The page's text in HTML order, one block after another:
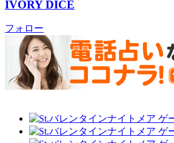
IVORY DICE
フォロー